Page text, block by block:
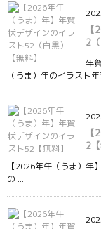
2
年
（うま）年のイラスト
2【
【2026年午（うま）年
の ...